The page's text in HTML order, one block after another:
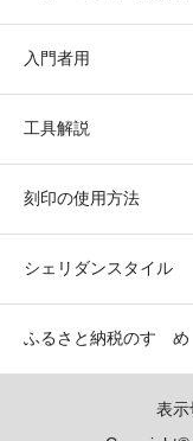
入門者用
工具解説
刻印の使用方法
シェリダンスタイル
ふるさと納税のすゝめ
表示